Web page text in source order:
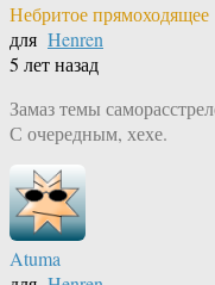
Небритое прямоходящее
для Henren
5 лет назад
Замаз темы
С очередным, хехе.
Atuma